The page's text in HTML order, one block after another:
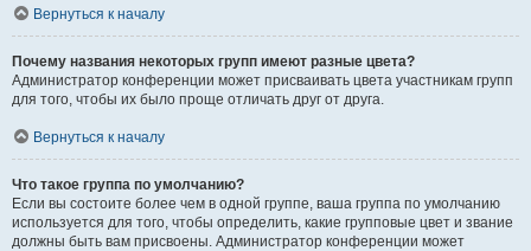
Вернуться к началу
Почему названия некоторых групп имеют разные цвета?
Администратор конференции может присваивать цвета участникам групп
для того, чтобы их было проще отличать друг от друга.
Вернуться к началу
Что такое группа по умолчанию?
Если вы состоите более чем в одной группе, ваша группа по умолчанию
используется для того, чтобы определить, какие групповые цвет и звание
должны быть вам присвоены. Администратор конференции может